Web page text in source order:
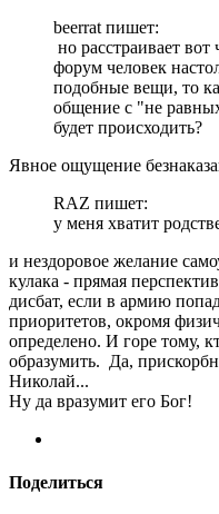
beerrat пишет:
но расстраивает
форум человек
подобные вещи, то
общение с "не
будет происходить?
Явное ощущение
RAZ пишет:
у меня хватит
и нездоровое желание
кулака - прямая
дисбат, если в армию
приоритетов, окромя
определено. И горе тому,
образумить. Да,
Николай...
Ну да вразумит его Бог!
Поделиться